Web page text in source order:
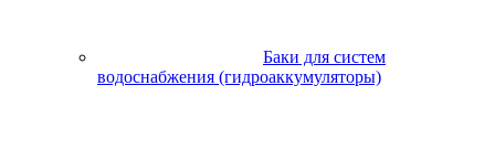
Баки для систем
водоснабжения (гидроаккумуляторы)